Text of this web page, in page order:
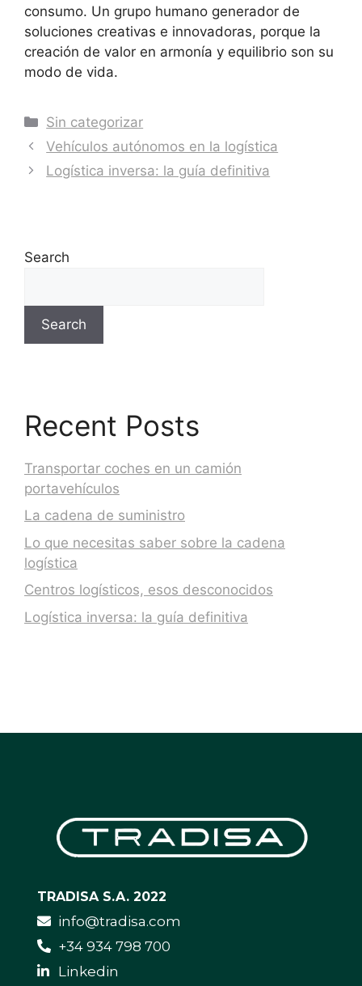
consumo. Un grupo humano generador de
soluciones creativas e innovadoras, porque la
creación de valor en armonía y equilibrio son su
modo de vida.
Sin categorizar
Vehículos autónomos en la logística
Logística inversa: la guía definitiva
Search
Search
Recent Posts
Transportar coches en un camión
portavehículos
La cadena de suministro
Lo que necesitas saber sobre la cadena
logística
Centros logísticos, esos desconocidos
Logística inversa: la guía definitiva
TRADISA S.A. 2022
info@tradisa.com
+34 934 798 700
Linkedin